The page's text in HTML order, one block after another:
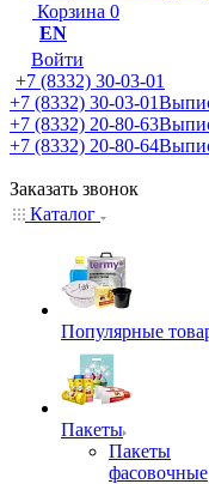
Корзина 0
EN
Войти
+7 (8332) 30-03-01
+7 (8332) 30-03-01
+7 (8332) 20-80-63
+7 (8332) 20-80-64
Заказать звонок
Каталог
Популярные
Пакеты
Пакеты
фасовочные